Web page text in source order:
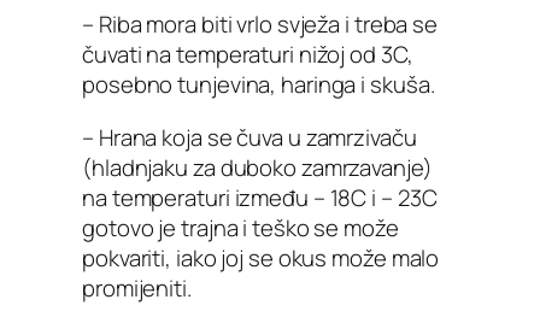
– Riba mora biti vrlo svježa i treba se
čuvati na temperaturi nižoj od 3C,
posebno tunjevina, haringa i skuša.
– Hrana koja se čuva u zamrzivaču
(hladnjaku za duboko zamrzavanje)
na temperaturi između – 18C i – 23C
gotovo je trajna i teško se može
pokvariti, iako joj se okus može malo
promijeniti.